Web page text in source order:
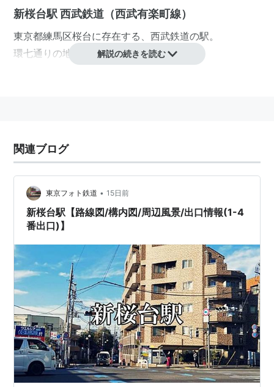
新桜台駅 西武鉄道（西武有楽町線）
東京都練馬区桜台に存在する、西武鉄道の駅。
環七通り の地下に位置している。
旧営団と同じであった。
＞＞路線案内 西武鉄道
西武有楽町線
)」→ 小竹向原駅 …
■ 西武池袋線直通（練馬以遠）…(至・石神井公園駅
ひばりが丘駅 所沢駅 小手指駅 飯能駅)
● 東京メトロ有楽町線直通（練馬分岐）…(至・池
袋駅 市ヶ谷駅 有楽町駅 新木場駅)
● 東京メトロ副都心線直通（小竹向原以遠）…
（至・池袋駅 西早稲田駅 新宿三丁目駅 明治神宮前駅
渋谷駅)
解説の続きを読む
関連ブログ
東京フォト鉄道 • 15日前
新桜台駅【路線図/構内図/周辺風景/出口情報(1-4
番出口)】